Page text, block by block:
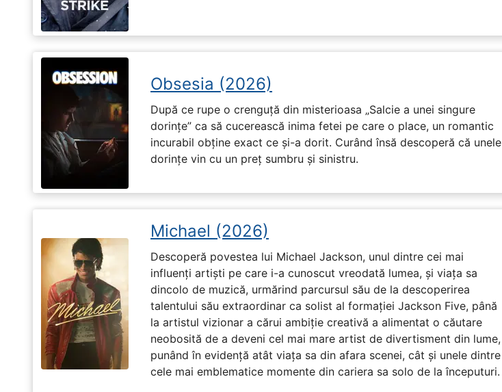
Obsesia (2026)
După ce rupe o crenguță din misterioasa „Salcie a unei singure
dorințe” ca să cucerească inima fetei pe care o place, un romantic
incurabil obține exact ce și-a dorit. Curând însă descoperă că unele
dorințe vin cu un preț sumbru și sinistru.
Michael (2026)
Descoperă povestea lui Michael Jackson, unul dintre cei mai
influenți artiști pe care i-a cunoscut vreodată lumea, și viața sa
dincolo de muzică, urmărind parcursul său de la descoperirea
talentului său extraordinar ca solist al formației Jackson Five, până
la artistul vizionar a cărui ambiție creativă a alimentat o căutare
neobosită de a deveni cel mai mare artist de divertisment din lume,
punând în evidență atât viața sa din afara scenei, cât și unele dintre
cele mai emblematice momente din cariera sa solo de la începuturi.